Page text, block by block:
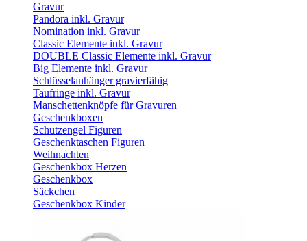
Gravur
Pandora inkl. Gravur
Nomination inkl. Gravur
Classic Elemente inkl. Gravur
DOUBLE Classic Elemente inkl. Gravur
Big Elemente inkl. Gravur
Schlüsselanhänger gravierfähig
Taufringe inkl. Gravur
Manschettenknöpfe für Gravuren
Geschenkboxen
Schutzengel Figuren
Geschenktaschen Figuren
Weihnachten
Geschenkbox Herzen
Geschenkbox
Säckchen
Geschenkbox Kinder